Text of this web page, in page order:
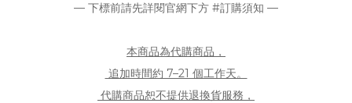
— 下標前請先詳閱官網下方 #訂購須知 —
本商品為代購商品，
追加時間約 7–21 個工作天。
代購商品恕不提供退換貨服務，